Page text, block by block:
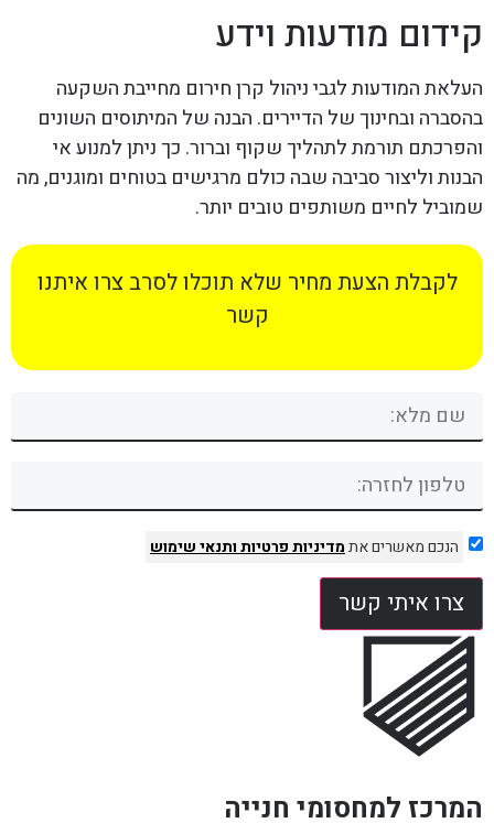
קידום מודעות וידע
העלאת המודעות לגבי ניהול קרן חירום מחייבת השקעה
בהסברה ובחינוך של הדיירים. הבנה של המיתוסים השונים
והפרכתם תורמת לתהליך שקוף וברור. כך ניתן למנוע אי
הבנות וליצור סביבה שבה כולם מרגישים בטוחים ומוגנים, מה
שמוביל לחיים משותפים טובים יותר.
לקבלת הצעת מחיר שלא תוכלו לסרב צרו איתנו
קשר
הנכם מאשרים אתמדיניות פרטיותותנאי שימוש
צרו איתי קשר
המרכז למחסומי חנייה